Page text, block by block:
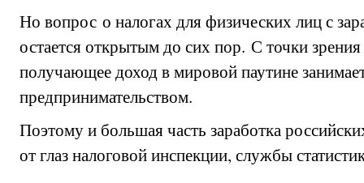
Но вопрос о налогах для физических лиц с
остается открытым до сих пор. С точки
получающее доход в мировой паутине
предпринимательством.
Поэтому и большая часть заработка
от глаз налоговой инспекции, службы